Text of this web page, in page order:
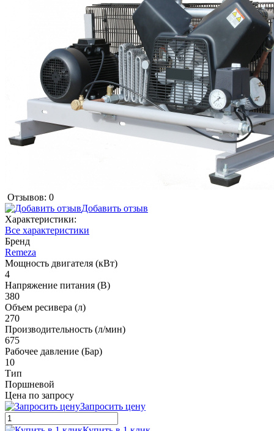
Отзывов: 0
Добавить отзыв
Характеристики:
Все характеристики
Бренд
Remeza
Мощность двигателя (кВт)
4
Напряжение питания (В)
380
Объем ресивера (л)
270
Производительность (л/мин)
675
Рабочее давление (Бар)
10
Тип
Поршневой
Цена по запросу
Запросить цену